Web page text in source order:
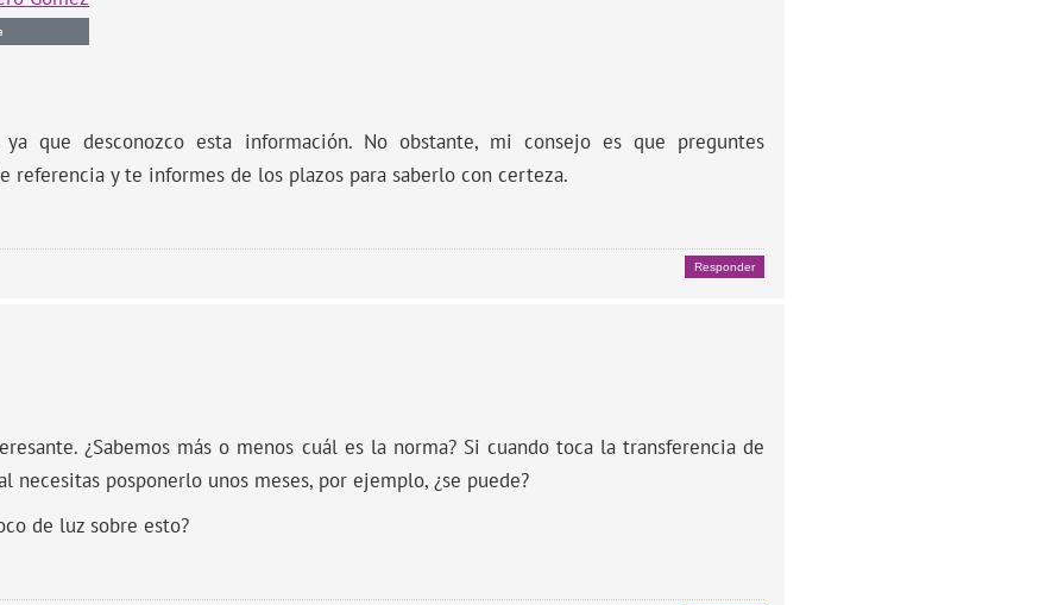
que desconozco esta información. No obstante, mi consejo es que preguntes
referencia y te informes de los plazos para saberlo con certeza.
Responder
¿Sabemos más o menos cuál es la norma? Si cuando toca la transferencia de
necesitas posponerlo unos meses, por ejemplo, ¿se puede?
de luz sobre esto?